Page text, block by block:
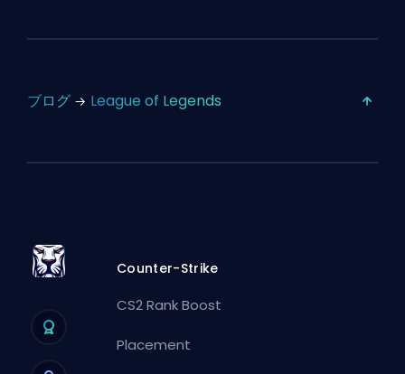
ブログ League of Legends
Counter-Strike
CS2 Rank Boost
Placement